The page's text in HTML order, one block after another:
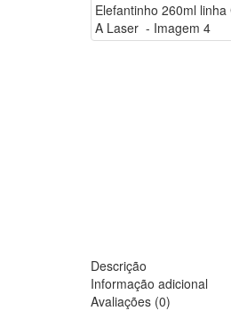
Descrição
Informação adicional
Avaliações (0)